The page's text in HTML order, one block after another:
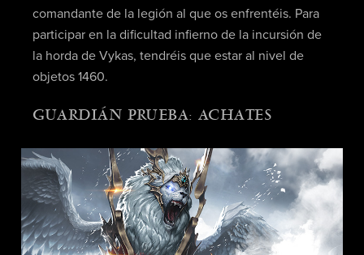
comandante de la legión al que os enfrentéis. Para
participar en la dificultad infierno de la incursión de
la horda de Vykas, tendréis que estar al nivel de
objetos 1460.
GUARDIÁN PRUEBA: ACHATES